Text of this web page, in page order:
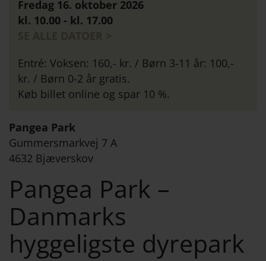
Fredag 16. oktober 2026
kl. 10.00 - kl. 17.00
Entré: Voksen: 160,- kr. / Børn 3-11 år: 100,-
kr. / Børn 0-2 år gratis.
Køb billet online og spar 10 %.
Pangea Park
Gummersmarkvej 7 A
4632 Bjæverskov
Pangea Park –
Danmarks
hyggeligste dyrepark